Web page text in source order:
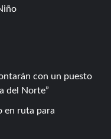
con un puesto
del Norte
en ruta para